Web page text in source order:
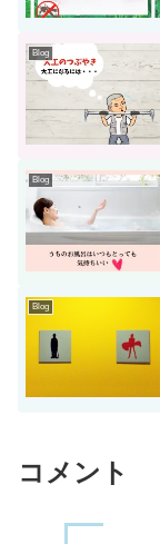
Blog
Blog
Blog
コメント